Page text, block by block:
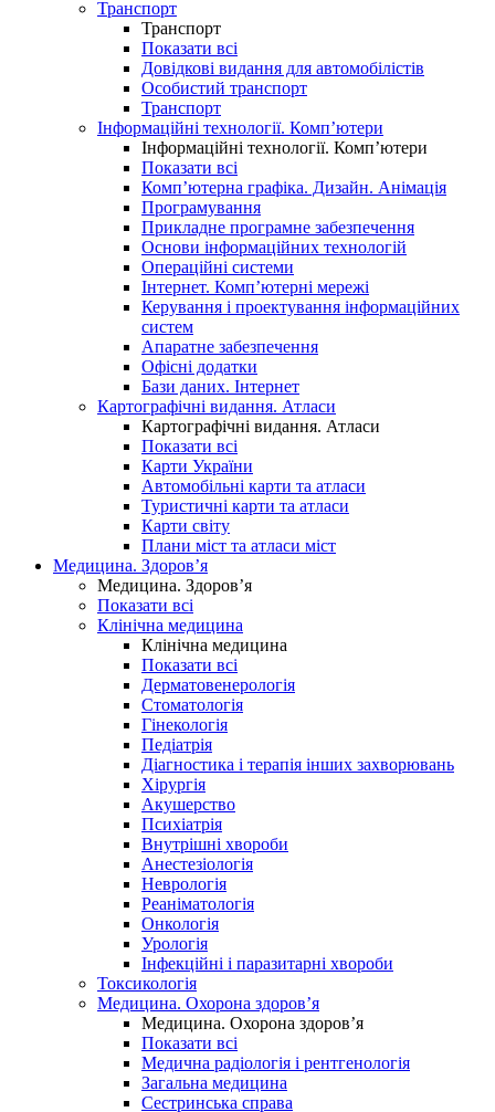
Транспорт
Транспорт
Показати всі
Довідкові видання для автомобілістів
Особистий транспорт
Транспорт
Інформаційні технології. Комп’ютери
Інформаційні технології. Комп’ютери
Показати всі
Комп’ютерна графіка. Дизайн. Анімація
Програмування
Прикладне програмне забезпечення
Основи інформаційних технологій
Операційні системи
Інтернет. Комп’ютерні мережі
Керування і проектування інформаційних
систем
Апаратне забезпечення
Офісні додатки
Бази даних. Інтернет
Картографічні видання. Атласи
Картографічні видання. Атласи
Показати всі
Карти України
Автомобільні карти та атласи
Туристичні карти та атласи
Карти світу
Плани міст та атласи міст
Медицина. Здоров’я
Медицина. Здоров’я
Показати всі
Клінічна медицина
Клінічна медицина
Показати всі
Дерматовенерологія
Стоматологія
Гінекологія
Педіатрія
Діагностика і терапія інших захворювань
Хірургія
Акушерство
Психіатрія
Внутрішні хвороби
Анестезіологія
Неврологія
Реаніматологія
Онкологія
Урологія
Інфекційні і паразитарні хвороби
Токсикологія
Медицина. Охорона здоров’я
Медицина. Охорона здоров’я
Показати всі
Медична радіологія і рентгенологія
Загальна медицина
Сестринська справа